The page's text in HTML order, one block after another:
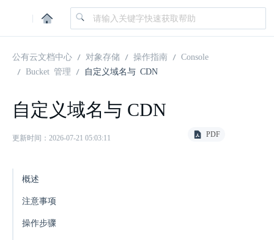
|
公有云文档中心 对象存储 操作指南
Console
Bucket 管理
自定义域名与 CDN
自定义域名与 CDN
更新时间：2026-07-21 05:03:11 PDF
概述
注意事项
操作步骤